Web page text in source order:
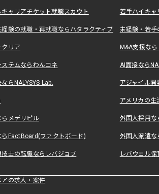
ャリアチケット就職スカウト 若手ハイキ
験の就職・再就職ならハタラクティブ 未経験・若手
クリア M&A支援な
テムならわんコネ AI面接なら
らNALYSYS Lab. アジャイル
アメリカの
メデリピル 外国人採用
FactBoard(ファクトボード) 外国人派遣な
技士の転職ならレバジョブ レバウェル
の求人・案件